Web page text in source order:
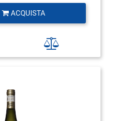
ACQUISTA